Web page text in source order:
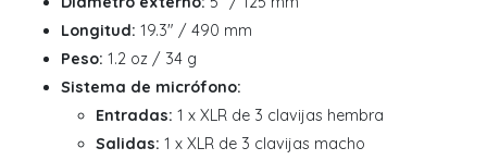
Longitud: 19.3" / 490 mm
Peso: 1.2 oz / 34 g
Sistema de micrófono:
Entradas: 1 x XLR de 3 clavijas hembra
Salidas: 1 x XLR de 3 clavijas macho